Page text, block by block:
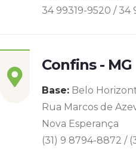
34 99319-9520 / 34
Confins - MG
Base: Belo
Rua Marcos de
Nova Esperança
(31) 9 8794-8872 /